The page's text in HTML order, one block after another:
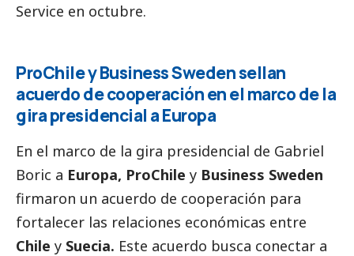
Service en octubre.
ProChile y Business Sweden sellan
acuerdo de cooperación en el marco de la
gira presidencial a Europa
En el marco de la gira presidencial de Gabriel
Boric a Europa, ProChile y Business Sweden
firmaron un acuerdo de cooperación para
fortalecer las relaciones económicas entre
Chile y Suecia. Este acuerdo busca conectar a